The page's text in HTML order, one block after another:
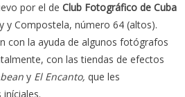
por el de Club Fotográfico de Cuba
y Compostela, número 64 (altos).
con la ayuda de algunos fotógrafos
con las tiendas de efectos
y El Encanto, que les